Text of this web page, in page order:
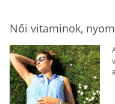
Női vitaminok,